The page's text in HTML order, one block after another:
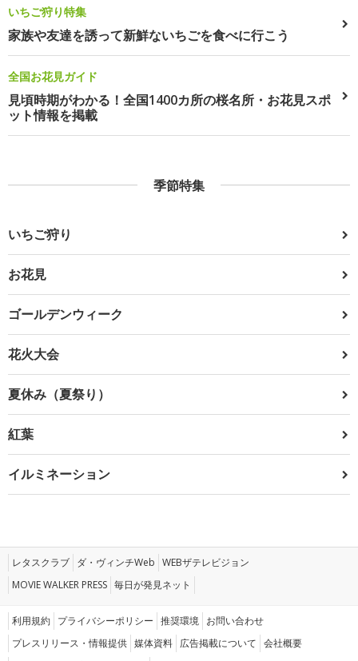
いちご狩り特集
家族や友達を誘って新鮮ないちごを食べに行こう
全国お花見ガイド
見頃時期がわかる！全国1400カ所の桜名所・お花見スポ
ット情報を掲載
季節特集
いちご狩り
お花見
ゴールデンウィーク
花火大会
夏休み（夏祭り）
紅葉
イルミネーション
レタスクラブ ダ・ヴィンチWeb WEBザテレビジョン
MOVIE WALKER PRESS 毎日が発見ネット
利用規約 プライバシーポリシー 推奨環境 お問い合わせ
プレスリリース・情報提供 媒体資料 広告掲載について 会社概要